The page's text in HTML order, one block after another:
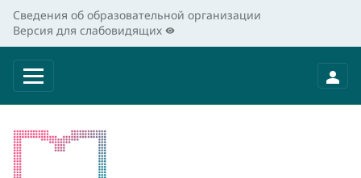
Сведения об образовательной организации
Версия для слабовидящих